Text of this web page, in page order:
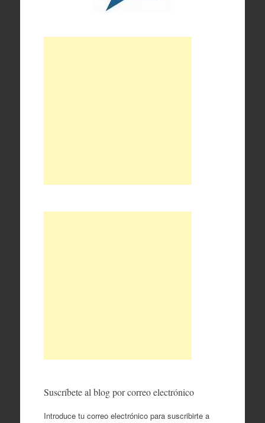
Suscríbete al blog por correo electrónico
Introduce tu correo electrónico para suscribirte a